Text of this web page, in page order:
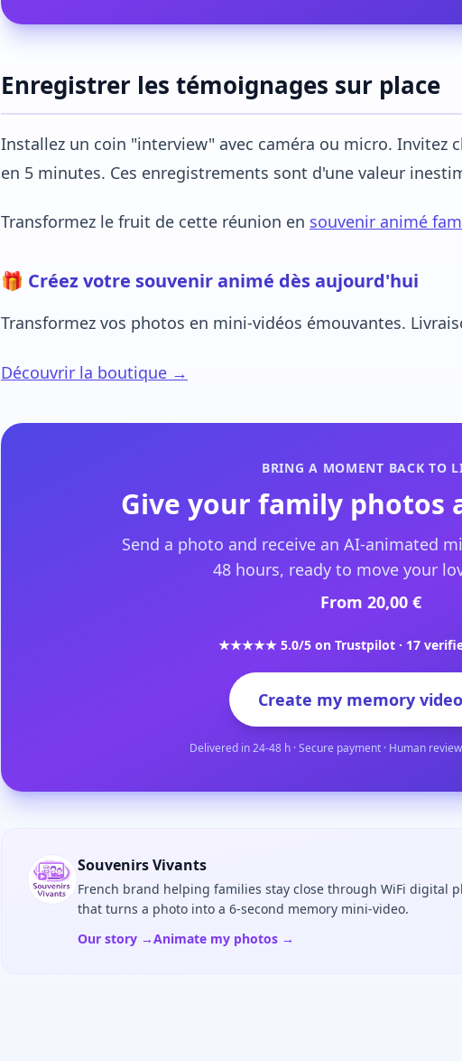
Enregistrer les témoignages sur place
Installez un coin "interview" avec caméra ou micro. Invitez
en 5 minutes. Ces enregistrements sont d'une valeur
Transformez le fruit de cette réunion en souvenir animé
🎁 Créez votre souvenir animé dès aujourd'hui
Transformez vos photos en mini-vidéos émouvantes.
Découvrir la boutique →
BRING A MOMENT BACK TO
Give your family photos
Send a photo and receive an AI-animated
48 hours, ready to move your
From 20,00 €
★★★★★ 5.0/5 on Trustpilot · 17
Create my memory
Delivered in 24-48 h · Secure payment · Human
Souvenirs Vivants
French brand helping families stay close through WiFi digital
that turns a photo into a 6-second memory mini-video.
Our story →Animate my photos →